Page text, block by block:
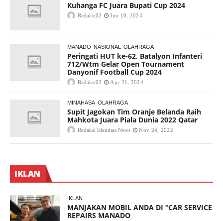
Kuhanga FC Juara Bupati Cup 2024
Redaksi02 Jun 10, 2024
MANADO NASIONAL OLAHRAGA
Peringati HUT ke-62, Batalyon Infanteri
712/Wtm Gelar Open Tournament
Danyonif Football Cup 2024
Redaksi02 Apr 21, 2024
MINAHASA OLAHRAGA
Supit Jagokan Tim Oranje Belanda Raih
Mahkota Juara Piala Dunia 2022 Qatar
Redaksi Identitas News Nov 24, 2022
IKLAN
IKLAN
MANJAKAN MOBIL ANDA DI “CAR SERVICE
REPAIRS MANADO